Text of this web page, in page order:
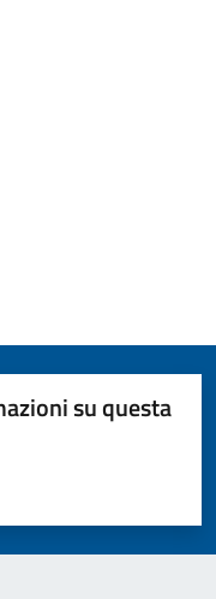
su questa